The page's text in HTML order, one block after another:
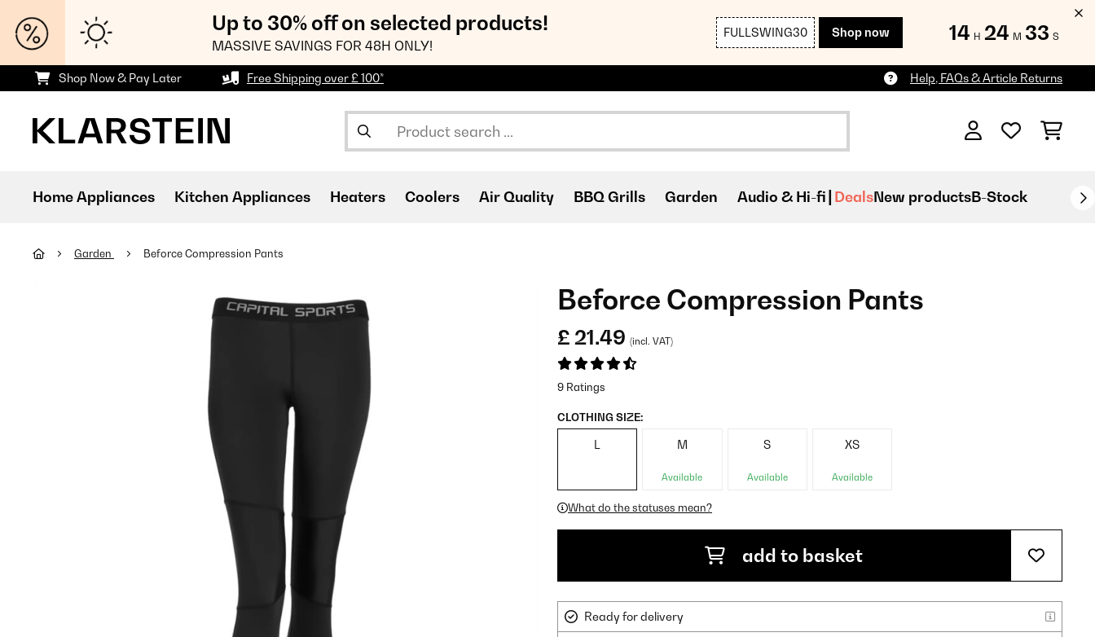
Up to 30% off on selected products!
MASSIVE SAVINGS FOR 48H ONLY!
FULLSWING30 Shop now 14 H 24 M 32 S
Shop Now & Pay Later Free Shipping over £ 100* Help, FAQs & Article Returns
Home Appliances Kitchen Appliances Heaters Coolers Air Quality BBQ Grills Garden Audio & Hi-fi DealsNew productsB-Stock
Garden Beforce Compression Pants
Beforce Compression Pants
£ 21.49 (incl. VAT)
9 Ratings
CLOTHING SIZE:
L M
Available
S
Available
XS
Available
What do the statuses mean?
add to basket
Ready for delivery